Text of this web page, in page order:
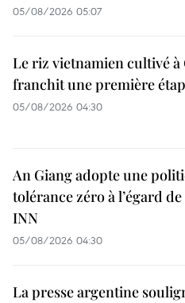
05/08/2026 05:07
Le riz vietnamien cultivé à
franchit une première
05/08/2026 04:30
An Giang adopte une
tolérance zéro à l’égard
INN
05/08/2026 04:30
La presse argentine